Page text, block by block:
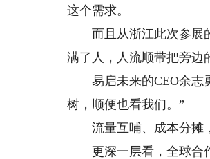
这个需求。
而且从浙江此次参展的
满了人，人流顺带把旁边
易启未来的CEO余志勇
树，顺便也看我们。”
流量互哺、成本分摊，
更深一层看，全球合作